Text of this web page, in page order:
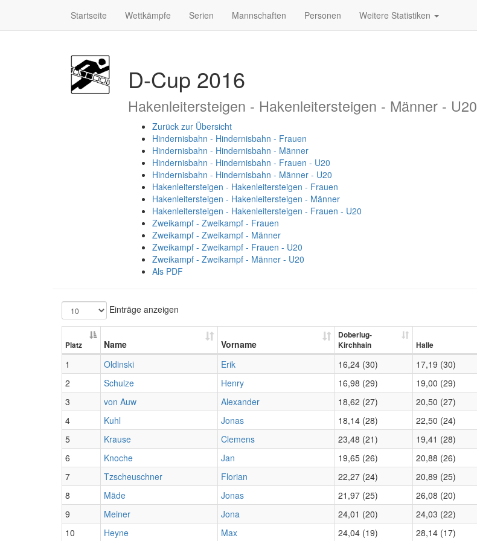
Startseite Wettkämpfe Serien Mannschaften Personen Weitere Statistiken
D-Cup 2016
Hakenleitersteigen - Hakenleitersteigen - Männer - U20
Zurück zur Übersicht
Hindernisbahn - Hindernisbahn - Frauen
Hindernisbahn - Hindernisbahn - Männer
Hindernisbahn - Hindernisbahn - Frauen - U20
Hindernisbahn - Hindernisbahn - Männer - U20
Hakenleitersteigen - Hakenleitersteigen - Frauen
Hakenleitersteigen - Hakenleitersteigen - Männer
Hakenleitersteigen - Hakenleitersteigen - Frauen - U20
Zweikampf - Zweikampf - Frauen
Zweikampf - Zweikampf - Männer
Zweikampf - Zweikampf - Frauen - U20
Zweikampf - Zweikampf - Männer - U20
Als PDF
Einträge anzeigen
Platz Name Vorname
Doberlug-
Kirchhain
Halle
1 Oldinski Erik 16,24 (30) 17,19 (30)
2
Schulze Henry 16,98 (29) 19,00 (29)
3
von Auw Alexander 18,62 (27) 20,50 (27)
4
Kuhl Jonas 18,14 (28) 22,50 (24)
5
Krause Clemens 23,48 (21) 19,41 (28)
6
Knoche Jan 19,65 (26) 20,88 (26)
7
Tzscheuschner Florian 22,27 (24) 20,89 (25)
8
Mäde Jonas 21,97 (25) 26,08 (20)
9
Meiner Jona 24,01 (20) 24,03 (22)
10
Heyne Max 24,04 (19) 28,14 (17)